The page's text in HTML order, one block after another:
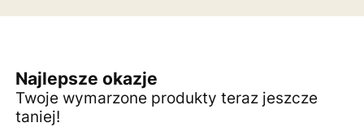
Najlepsze okazje
Twoje wymarzone produkty teraz jeszcze
taniej!